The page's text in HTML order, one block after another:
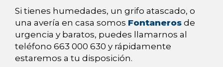
Si tienes humedades, un grifo atascado, o
una avería en casa somos Fontaneros de
urgencia y baratos, puedes llamarnos al
teléfono 663 000 630 y rápidamente
estaremos a tu disposición.